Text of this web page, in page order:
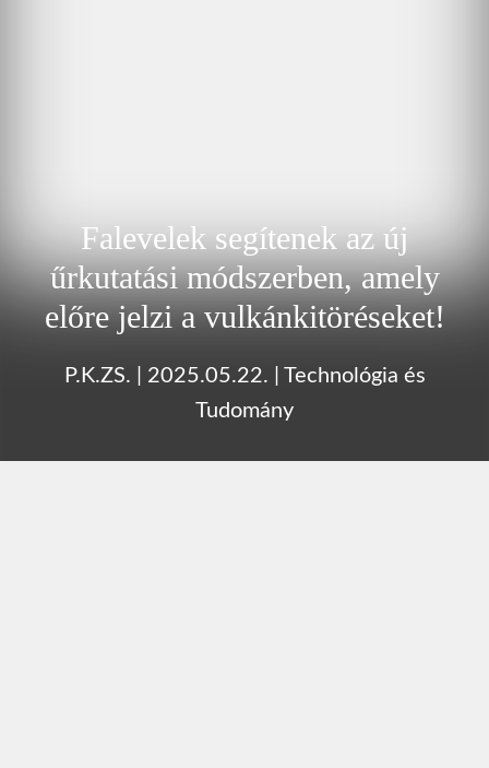
Falevelek segítenek az új
űrkutatási módszerben, amely
előre jelzi a vulkánkitöréseket!
P.K.ZS. 2025.05.22.
Technológia és
Tudomány